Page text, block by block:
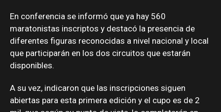
En conferencia se informó que ya hay 560
maratonistas inscriptos y destacó la presencia de
diferentes figuras reconocidas a nivel nacional y local
que participarán en los dos circuitos que estarán
disponibles.
A su vez, indicaron que las inscripciones siguen
abiertas para esta primera edición y el cupo es de 2